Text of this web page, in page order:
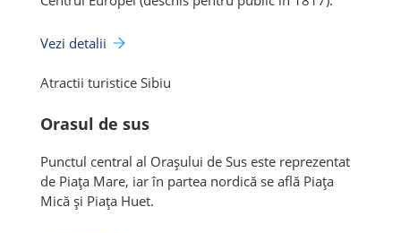
Vezi detalii
Atractii turistice Sibiu
Orasul de sus
Punctul central al Orașului de Sus este reprezentat
de Piața Mare, iar în partea nordică se află Piața
Mică și Piața Huet.